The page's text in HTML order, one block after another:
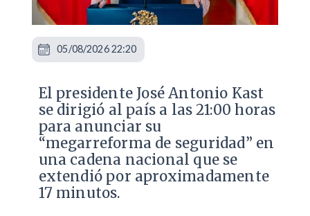
El presidente José Antonio Kast
se dirigió al país a las 21:00 horas
para anunciar su
“megarreforma de seguridad” en
una cadena nacional que se
extendió por aproximadamente
17 minutos.
05/08/2026 22:20